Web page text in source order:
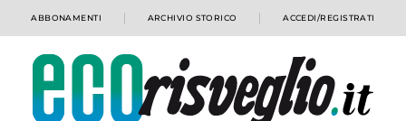
ABBONAMENTI ARCHIVIO STORICO ACCEDI/REGISTRATI